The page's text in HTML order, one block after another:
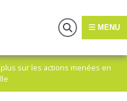
MENU
sur les actions menées en